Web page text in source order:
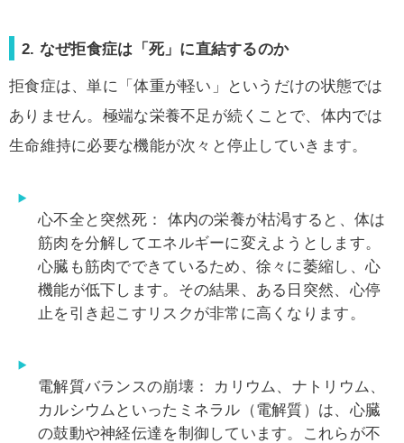
2. なぜ拒食症は「死」に直結するのか
拒食症は、単に「体重が軽い」というだけの状態では
ありません。極端な栄養不足が続くことで、体内では
生命維持に必要な機能が次々と停止していきます。
心不全と突然死：
体内の栄養が枯渇すると、体は
筋肉を分解してエネルギーに変えようとします。
心臓も筋肉でできているため、徐々に萎縮し、心
機能が低下します。その結果、ある日突然、心停
止を引き起こすリスクが非常に高くなります。
電解質バランスの崩壊：
カリウム、ナトリウム、
カルシウムといったミネラル（電解質）は、心臓
の鼓動や神経伝達を制御しています。これらが不